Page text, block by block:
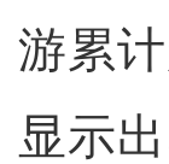
游累
显示